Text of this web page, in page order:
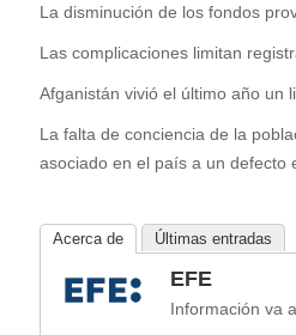
La disminución de los fondos
Las complicaciones limitan
Afganistán vivió el último año un
La falta de conciencia de la
asociado en el país a un defecto
Acerca de Últimas entradas
EFE
Información va